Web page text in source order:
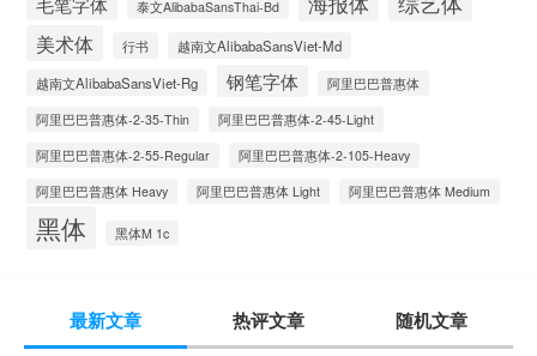
泰文AlibabaSansThai-Bd
美术体 行书
越南文AlibabaSansViet-Md
越南文AlibabaSansViet-Rg
钢笔字体
阿里巴巴普惠体
阿里巴巴普惠体-2-35-Thin
阿里巴巴普惠体-2-45-Light
阿里巴巴普惠体-2-55-Regular
阿里巴巴普惠体-2-105-Heavy
阿里巴巴普惠体 Heavy
阿里巴巴普惠体 Light 阿里巴巴普惠体 Medium
黑体 黑体M 1c
最新文章 热评文章 随机文章